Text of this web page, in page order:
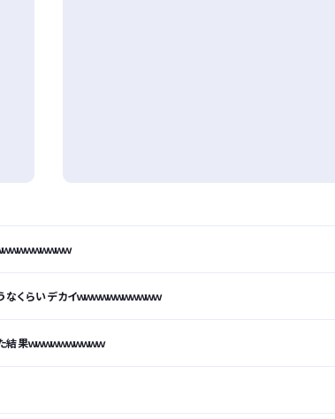
ｗｗｗｗｗｗｗ
らいデカイｗｗｗｗｗｗｗｗｗｗｗ
ｗｗｗｗｗｗｗｗｗｗ